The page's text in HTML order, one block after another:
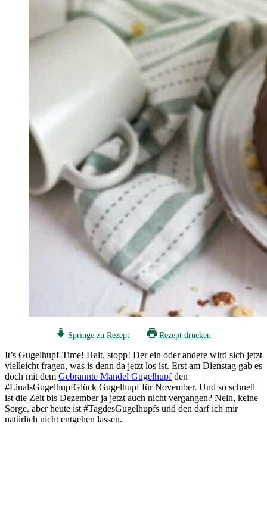
Springe zu Rezept Rezept drucken
It’s Gugelhupf-Time! Halt, stopp! Der ein oder andere wird sich jetzt
vielleicht fragen, was is denn da jetzt los ist. Erst am Dienstag gab es
doch mit dem Gebrannte Mandel Gugelhupfden
#LinalsGugelhupfGlück Gugelhupf für November. Und so schnell
ist die Zeit bis Dezember ja jetzt auch nicht vergangen? Nein, keine
Sorge, aber heute ist #TagdesGugelhupfs und den darf ich mir
natürlich nicht entgehen lassen.